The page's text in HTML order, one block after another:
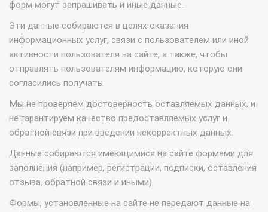
форм могут запрашивать и иные данные.
Эти данные собираются в целях оказания
информационных услуг, связи с пользователем или иной
активности пользователя на сайте, а также, чтобы
отправлять пользователям информацию, которую они
согласились получать.
Мы не проверяем достоверность оставляемых данных, и
не гарантируем качество предоставляемых услуг и
обратной связи при введении некорректных данных.
Данные собираются имеющимися на сайте формами для
заполнения (например, регистрации, подписки, оставления
отзыва, обратной связи и иными).
Формы, установленные на сайте не передают данные на